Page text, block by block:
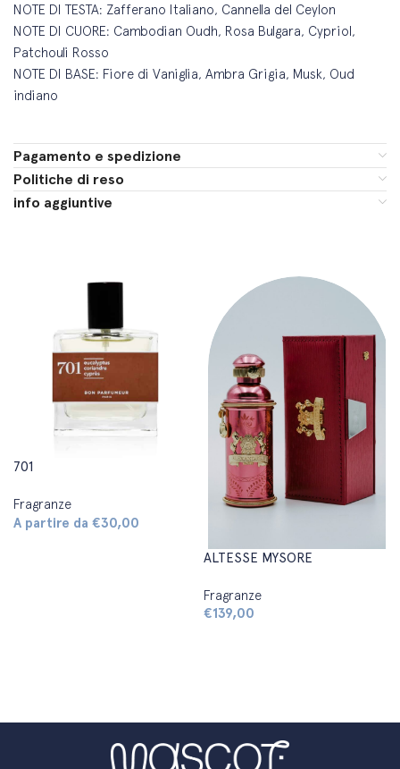
NOTE DI TESTA: Zafferano Italiano, Cannella del Ceylon
NOTE DI CUORE: Cambodian Oudh, Rosa Bulgara, Cypriol,
Patchouli Rosso
NOTE DI BASE: Fiore di Vaniglia, Ambra Grigia, Musk, Oud
indiano
Pagamento e spedizione
Politiche di reso
info aggiuntive
701
Fragranze
A partire da €30,00
ALTESSE MYSORE
Fragranze
€139,00